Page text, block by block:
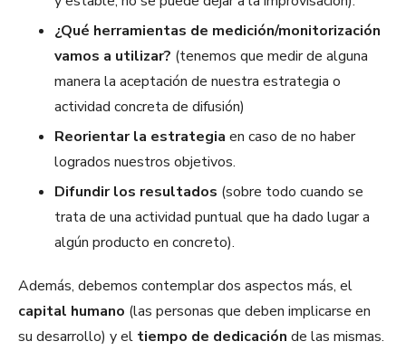
¿Qué herramientas de medición/monitorización
vamos a utilizar? (tenemos que medir de alguna
manera la aceptación de nuestra estrategia o
actividad concreta de difusión)
Reorientar la estrategia en caso de no haber
logrados nuestros objetivos.
Difundir los resultados (sobre todo cuando se
trata de una actividad puntual que ha dado lugar a
algún producto en concreto).
Además, debemos contemplar dos aspectos más, el
capital humano (las personas que deben implicarse en
su desarrollo) y el tiempo de dedicación de las mismas.